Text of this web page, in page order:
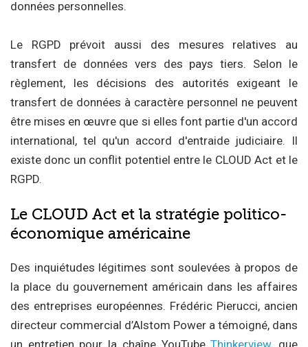
données personnelles.
Le RGPD prévoit aussi des mesures relatives au
transfert de données vers des pays tiers. Selon le
règlement, les décisions des autorités exigeant le
transfert de données à caractère personnel ne peuvent
être mises en œuvre que si elles font partie d'un accord
international, tel qu'un accord d'entraide judiciaire. Il
existe donc un conflit potentiel entre le CLOUD Act et le
RGPD.
Le CLOUD Act et la stratégie politico-
économique américaine
Des inquiétudes légitimes sont soulevées à propos de
la place du gouvernement américain dans les affaires
des entreprises européennes. Frédéric Pierucci, ancien
directeur commercial d’Alstom Power a témoigné, dans
un entretien pour la chaîne YouTubeThinkerview, que